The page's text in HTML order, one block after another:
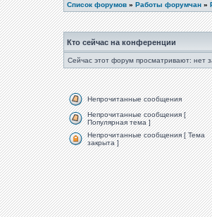
Список форумов » Работы форумчан »
Кто сейчас на конференции
Сейчас этот форум просматривают: нет
Непрочитанные сообщения
Непрочитанные сообщения [
Популярная тема ]
Непрочитанные сообщения [ Тема
закрыта ]